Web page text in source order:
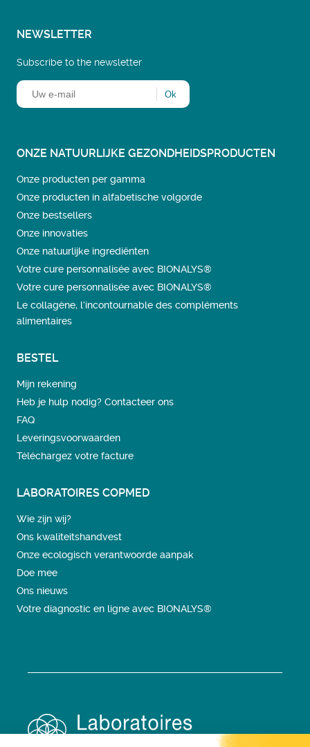
NEWSLETTER
Subscribe to the newsletter
ONZE NATUURLIJKE GEZONDHEIDSPRODUCTEN
Onze producten per gamma
Onze producten in alfabetische volgorde
Onze bestsellers
Onze innovaties
Onze natuurlijke ingrediënten
Votre cure personnalisée avec BIONALYS®
Votre cure personnalisée avec BIONALYS®
Le collagène, l’incontournable des compléments
alimentaires
BESTEL
Mijn rekening
Heb je hulp nodig? Contacteer ons
FAQ
Leveringsvoorwaarden
Téléchargez votre facture
LABORATOIRES COPMED
Wie zijn wij?
Ons kwaliteitshandvest
Onze ecologisch verantwoorde aanpak
Doe mee
Ons nieuws
Votre diagnostic en ligne avec BIONALYS®